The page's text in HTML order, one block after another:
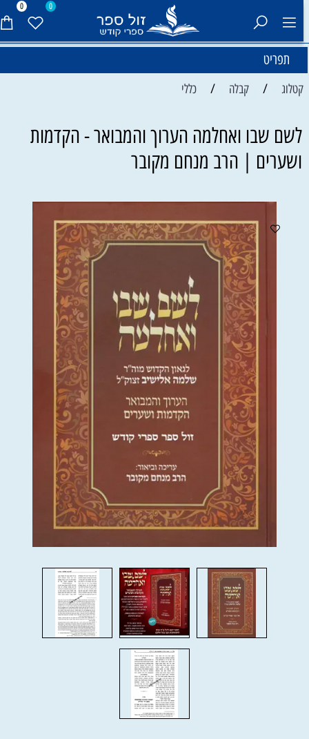
0 0
תפריט
קטלוג / קבלה / כללי
לשם שבו ואחלמה הערוך והמבואר - הקדמות
ושערים | הרב מנחם מקובר